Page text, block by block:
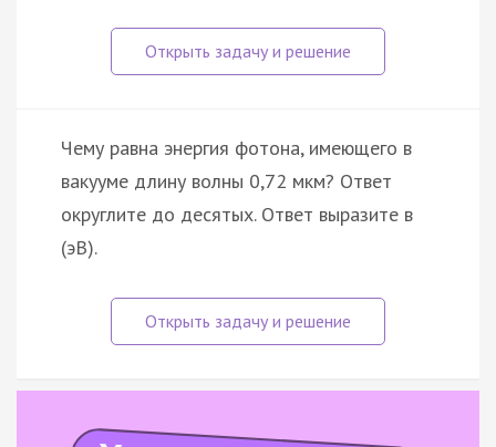
Чему равна энергия фотона, имеющего в
вакууме длину волны 0,72 мкм? Ответ
округлите до десятых. Ответ выразите в
(эВ).